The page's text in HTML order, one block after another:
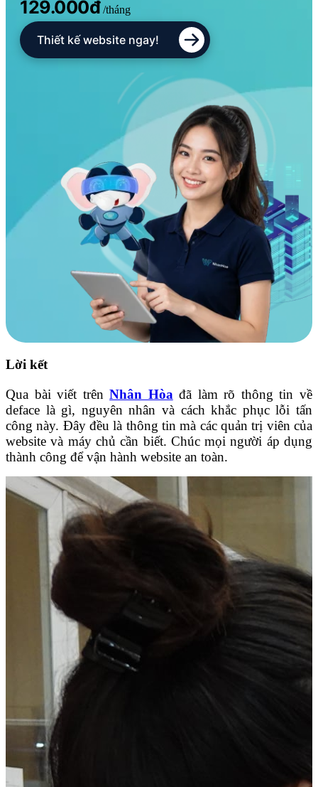
129.000đ /tháng
Thiết kế website ngay!
Lời kết
Qua bài viết trênNhân Hòa đã làm rõ thông tin về
deface là gì, nguyên nhân và cách khắc phục lỗi tấn
công này. Đây đều là thông tin mà các quản trị viên của
website và máy chủ cần biết. Chúc mọi người áp dụng
thành công để vận hành website an toàn.